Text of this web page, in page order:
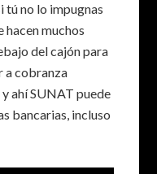
tú no lo impugnas
hacen muchos
del cajón para
a cobranza
ahí SUNAT puede
bancarias, incluso